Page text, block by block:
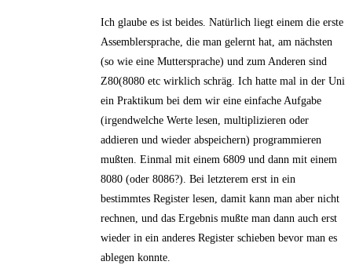
Ich glaube es ist beides. Natürlich liegt einem die erste
Assemblersprache, die man gelernt hat, am nächsten
(so wie eine Muttersprache) und zum Anderen sind
Z80(8080 etc wirklich schräg. Ich hatte mal in der Uni
ein Praktikum bei dem wir eine einfache Aufgabe
(irgendwelche Werte lesen, multiplizieren oder
addieren und wieder abspeichern) programmieren
mußten. Einmal mit einem 6809 und dann mit einem
8080 (oder 8086?). Bei letzterem erst in ein
bestimmtes Register lesen, damit kann man aber nicht
rechnen, und das Ergebnis mußte man dann auch erst
wieder in ein anderes Register schieben bevor man es
ablegen konnte.